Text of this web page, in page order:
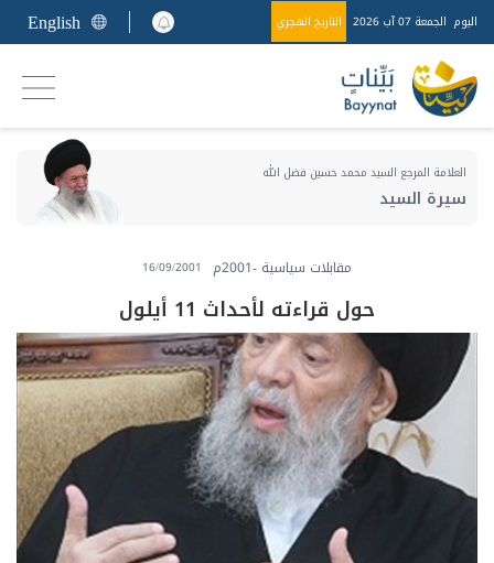
اليوم الجمعة 07 آب 2026 التاريخ الهجري English
العلامة المرجع السيد محمد حسين فضل الله
سيرة السيد
مقابلات سياسية -2001م 16/09/2001
حول قراءته لأحداث 11 أيلول